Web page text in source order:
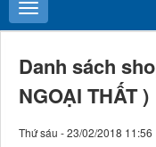
Danh sách
NGOẠI THẤT )
Thứ sáu - 23/02/2018 11:56